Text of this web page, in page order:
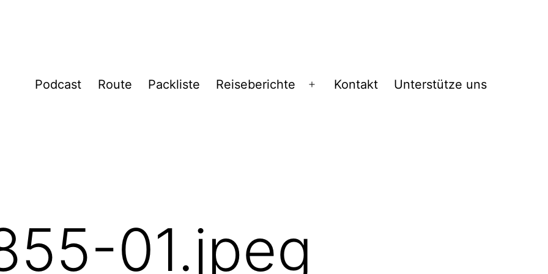
Podcast Route Packliste Reiseberichte
Menü
Kontakt Unterstütze uns
01.jpeg